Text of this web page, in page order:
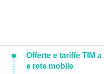
Offerte e tariffe TIM
e rete mobile